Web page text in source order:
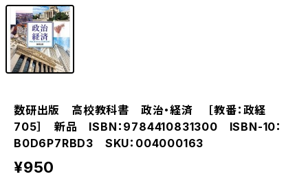
数研出版 高校教科書 政治・経済 ［教番：政経
705］ 新品 ISBN：9784410831300 ISBN-10：
B0D6P7RBD3 SKU：004000163
¥950